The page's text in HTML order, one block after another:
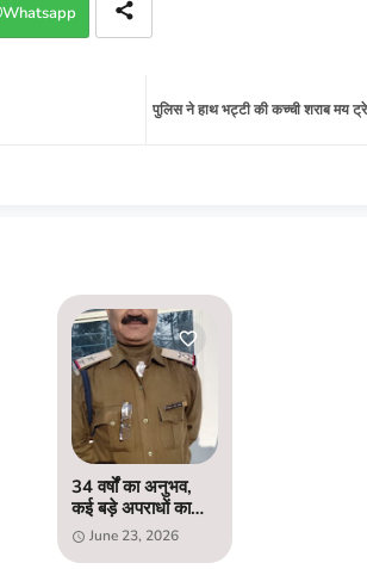
Whatsapp
पुलिस ने हाथ भट्टी की कच्ची शराब मय
34 वर्षों का अनुभव,
कई बड़े अपराधों का
खुलासा; अब हिम्मतपुर
चौकी की कमान संभाल
June 23, 2026